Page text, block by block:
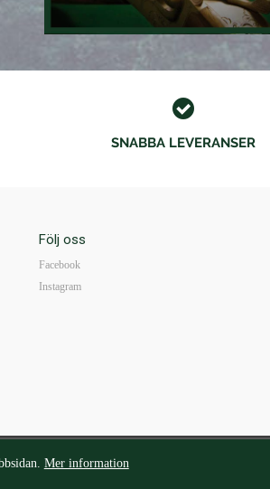
Mer information
SNABBA LEVERANSER
Följ oss
Facebook
Instagram
| Tel: 08-14 38 65 | Kungsgatan 57B 111 22